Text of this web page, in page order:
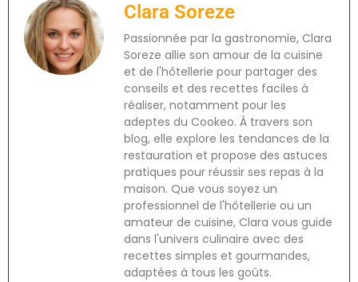
Clara Soreze
Passionnée par la gastronomie, Clara
Soreze allie son amour de la cuisine
et de l'hôtellerie pour partager des
conseils et des recettes faciles à
réaliser, notamment pour les
adeptes du Cookeo. À travers son
blog, elle explore les tendances de la
restauration et propose des astuces
pratiques pour réussir ses repas à la
maison. Que vous soyez un
professionnel de l'hôtellerie ou un
amateur de cuisine, Clara vous guide
dans l'univers culinaire avec des
recettes simples et gourmandes,
adaptées à tous les goûts.